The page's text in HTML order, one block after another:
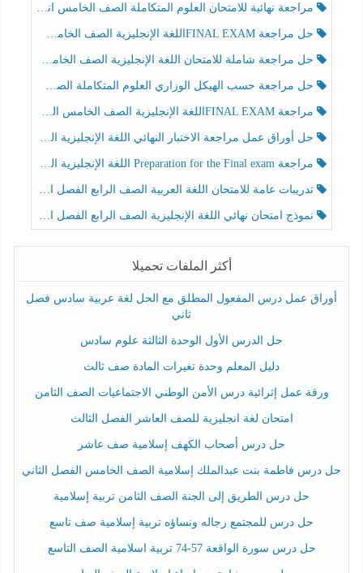
مراجعة نهائية للامتحان العلوم المتكاملة الصف الخامس انسبير الفصل الثالث
حل مراجعة FINAL EXAMاللغة الإنجليزية الصف الخامس الفصل الثالث
حل مراجعة شاملة للامتحان اللغة الإنجليزية الصف الخامس الفصل الثالث
حل مراجعة حسب الهيكل الوزاري العلوم المتكاملة الصف الخامس عام الفصل الثالث
مراجعة FINAL EXAMاللغة الإنجليزية الصف الخامس الفصل الثالث
حل أوراق عمل مراجعة الاختبار النهائي اللغة الإنجليزية الصف الرابع الفصل الثالث
مراجعة Preparation for the Final exam اللغة الإنجليزية الصف الرابع الفصل الثالث
تدريبات عامة للامتحان اللغة العربية الصف الرابع الفصل الثالث
نموذج امتحان نهائي اللغة الإنجليزية الصف الرابع الفصل الثالث
أكثر الملفات تحميلا
أوراق عمل درس المفعول المطلق مع الحل لغة عربية سادس فصل
ثاني
حل الدرس الأول الوحدة الثالثة علوم سادس
دليل المعلم وحدة تغيرات المادة صف ثالث
ورقة عمل إثرائية درس الأمن الوطني الاجتماعيات الصف الثامن
امتحان لغة انجليزية للصف العاشر الفصل الثالث
حل درس أصحاب الكهف إسلامية صف عاشر
حل درس فاطمة بنت عبدالملك إسلامية الصف الخامس الفصل الثاني
حل درس الطريق إلى الجنة الصف الثامن تربية إسلامية
حل درس للمجتمع رجاله ونساؤه تربية إسلامية صف تاسع
حل درس سورة الواقعة 57-74 تربية اسلامية الصف التاسع